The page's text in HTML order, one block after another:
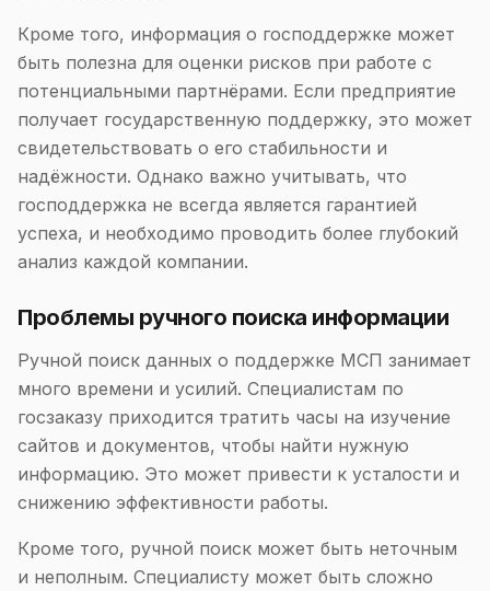
Кроме того, информация о господдержке может
быть полезна для оценки рисков при работе с
потенциальными партнёрами. Если предприятие
получает государственную поддержку, это может
свидетельствовать о его стабильности и
надёжности. Однако важно учитывать, что
господдержка не всегда является гарантией
успеха, и необходимо проводить более глубокий
анализ каждой компании.
Проблемы ручного поиска информации
Ручной поиск данных о поддержке МСП занимает
много времени и усилий. Специалистам по
госзаказу приходится тратить часы на изучение
сайтов и документов, чтобы найти нужную
информацию. Это может привести к усталости и
снижению эффективности работы.
Кроме того, ручной поиск может быть неточным
и неполным. Специалисту может быть сложно